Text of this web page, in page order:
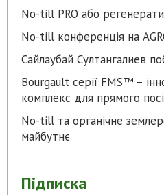
No-till PRO або
No-till конференція на
Сайлаубай Султангалиев
Bourgault серії FMS™ –
комплекс для прямого
No-till та органічне
майбутнє
Підписка